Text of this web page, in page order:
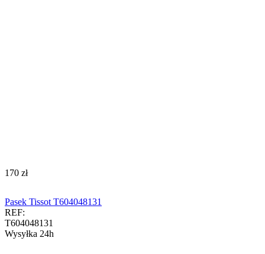
‍170‍ zł
Pasek Tissot T604048131
REF:
T604048131
Wysyłka 24h